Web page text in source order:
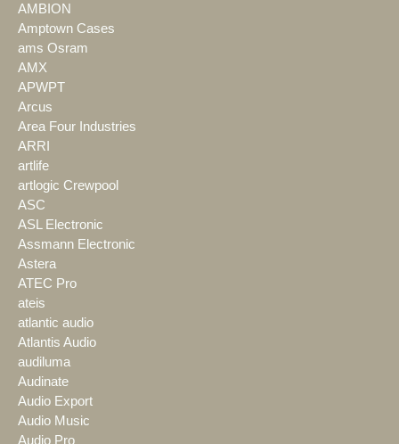
AMBION
Amptown Cases
ams Osram
AMX
APWPT
Arcus
Area Four Industries
ARRI
artlife
artlogic Crewpool
ASC
ASL Electronic
Assmann Electronic
Astera
ATEC Pro
ateis
atlantic audio
Atlantis Audio
audiluma
Audinate
Audio Export
Audio Music
Audio Pro